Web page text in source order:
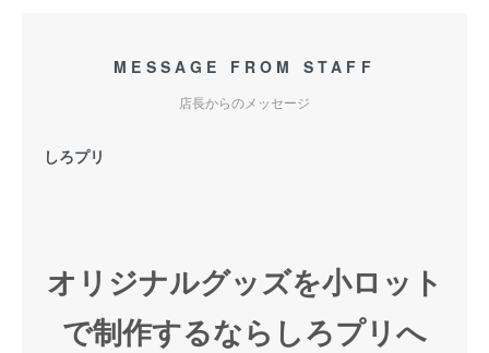
MESSAGE FROM STAFF
店長からのメッセージ
しろプリ
オリジナルグッズを小ロット
で制作するならしろプリへ